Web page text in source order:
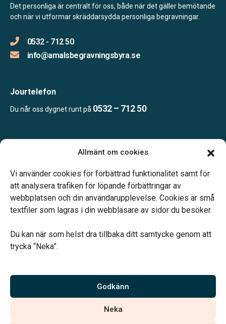
Allmänt om cookies
Vi använder cookies för förbättrad funktionalitet samt för
att analysera trafiken för löpande förbättringar av
webbplatsen och din användarupplevelse. Cookies är små
textfiler som lagras i din webbläsare av sidor du besöker.
Du kan när som helst dra tillbaka ditt samtycke genom att
trycka “Neka”.
Godkänn
Neka
Det personliga är centralt för oss, både när det gäller bemötande
och när vi utformar skräddarsydda personliga begravningar.
0532 - 712 50
info@amalsbegravningsbyra.se
Jourtelefon
Du når oss dygnet runt på 0532 – 712 50
Telefonjour dygnet runt.
Vårt systerbolag Verahill hjälper dig med familjejuridiken –
Vi är auktoriserade av Sveriges Begravningsbyråers Förbund och
har högt ställda krav på utbildning, kvalitet, miljö och arbetsmiljö.